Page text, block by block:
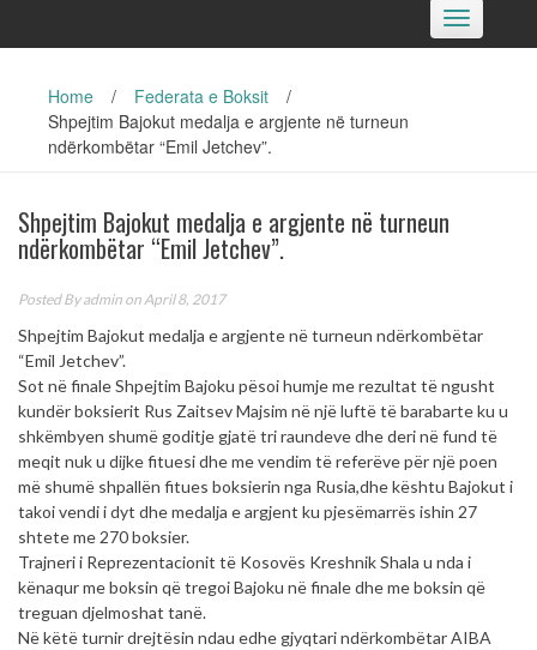
Toggle
navigation
Home / Federata e Boksit
/
Shpejtim Bajokut medalja e argjente në turneun
ndërkombëtar “Emil Jetchev”.
Shpejtim Bajokut medalja e argjente në turneun
ndërkombëtar “Emil Jetchev”.
Posted Byadmin on April 8, 2017
Shpejtim Bajokut medalja e argjente në turneun ndërkombëtar
“Emil Jetchev”.
Sot në finale Shpejtim Bajoku pësoi humje me rezultat të ngusht
kundër boksierit Rus Zaitsev Majsim në një luftë të barabarte ku u
shkëmbyen shumë goditje gjatë tri raundeve dhe deri në fund të
meqit nuk u dijke fituesi dhe me vendim të referëve për një poen
më shumë shpallën fitues boksierin nga Rusia,dhe kështu Bajokut i
takoi vendi i dyt dhe medalja e argjent ku pjesëmarrës ishin 27
shtete me 270 boksier.
Trajneri i Reprezentacionit të Kosovës Kreshnik Shala u nda i
kënaqur me boksin që tregoi Bajoku në finale dhe me boksin që
treguan djelmoshat tanë.
Në këtë turnir drejtësin ndau edhe gjyqtari ndërkombëtar AIBA